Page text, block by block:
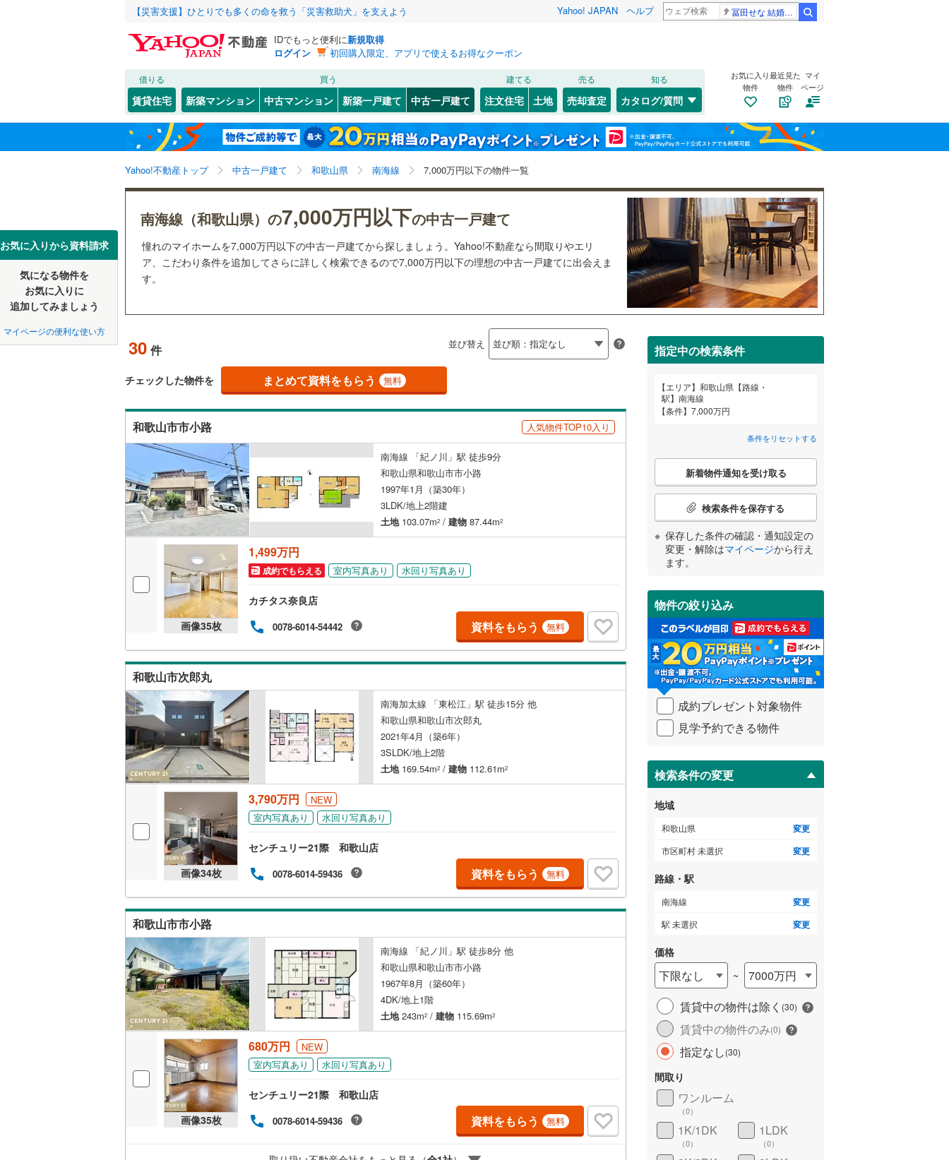
【災害支援】ひとりでも多くの命を救う「災害救助犬」を支えよう Yahoo! JAPAN ヘルプ 冨田せな 結婚発表
IDでもっと便利に新規取得
ログイン
初回購入限定、アプリで使えるお得なクーポン
借りる
賃貸住宅
買う
新築マンション 中古マンション 新築一戸建て 中古一戸建て
建てる
注文住宅 土地
売る
売却査定
知る
カタログ/質問
お気に入り
物件
最近見た
物件
マイ
ページ
Yahoo!不動産トップ 中古一戸建て 和歌山県 南海線 7,000万円以下の物件一覧
お気に入りから資料請求
気になる物件を
お気に入りに
追加してみましょう
マイページの便利な使い方
南海線（和歌山県）の7,000万円以下の中古一戸建て
憧れのマイホームを7,000万円以下の中古一戸建てから探しましょう。Yahoo!不動産なら間取りやエリ
ア、こだわり条件を追加してさらに詳しく検索できるので7,000万円以下の理想の中古一戸建てに出会えま
す。
30 件 並び替え
チェックした物件を まとめて資料をもらう 無料
和歌山市市小路 人気物件TOP10入り
南海線 「紀ノ川」駅 徒歩9分
和歌山県和歌山市市小路
1997年1月（築30年）
3LDK/地上2階建
土地103.07m2 / 建物 87.44m2
画像35枚
1,499万円
成約でもらえる 室内写真あり 水回り写真あり
カチタス奈良店
0078-6014-54442 資料をもらう 無料
和歌山市次郎丸
南海加太線 「東松江」駅 徒歩15分 他
和歌山県和歌山市次郎丸
2021年4月（築6年）
3SLDK/地上2階
土地169.54m2 / 建物 112.61m2
画像34枚
3,790万円
NEW
室内写真あり
水回り写真あり
センチュリー21際 和歌山店
0078-6014-59436 資料をもらう 無料
和歌山市市小路
南海線 「紀ノ川」駅 徒歩8分 他
和歌山県和歌山市市小路
1967年8月（築60年）
4DK/地上1階
土地243m2 / 建物 115.69m2
画像35枚
680万円
NEW
室内写真あり
水回り写真あり
センチュリー21際 和歌山店
0078-6014-59436 資料をもらう 無料
指定中の検索条件
エリア
和歌山県【路線・
駅】南海線
条件
7,000万円
条件をリセットする
こ
検
条
件
受
け
取
る
・
条
件
を
イ
ペ
ジ
に
保
存
す
る
新着物件通知を受け取る
検索条件を保存する
保存した条件の確認・通知設定の
変更・解除はマイページから行え
ます。
物件の絞り込み
成約プレゼント対象物件
見学予約できる物件
検索条件の変更
地域
和歌山県 変更
市区町村 未選択 変更
路線・駅
南海線 変更
駅 未選択 変更
価格
下限なし ~
7000万円
賃貸中の物件は除く (30)
賃貸中の物件のみ(0)
指定なし(30)
間取り
ワンルーム
（0）
1K/1DK
（0）
1LDK
（0）
北海道 北海道
東北 青森 岩手 宮城 秋田 山形 福島
関東 東京 神奈川 埼玉 千葉
長野 富山
東海 愛知 岐阜 静岡 三重
和歌山
中国 鳥取 島根 岡山 広島 山口
高知
福岡 佐賀 長崎 鹿児島
該当物件0件 この条件で検索する 条件をリセットする
和歌山市(159) 海南市(24) 橋本市(12)
有田市(4) 御坊市(1) 田辺市(4)
新宮市
0) 紀の川市 ( 24)
海草郡紀美野町(6) 伊都郡九度山町 (1)
伊都郡高野町( 0) 有田郡湯浅町 有田郡広川町(6)
有田郡有田川町(16) 日高郡美浜町(5) 日高郡日高町(3)
日高郡みなべ町(2)
日高郡日高川町(3) 西牟婁郡白浜町(12) 西牟婁郡上富田町(0)
東牟婁郡那智勝浦町 東牟婁郡太地町(0)
東牟婁郡古座川町(0) 東牟婁郡串本町(2)
該当物件0件 この条件で検索する 条件をリセットする
該当物件0件 この条件で検索する 条件をリセットする
JR 紀勢本線（JR東海）(0) 紀勢本線（JR西日本） (89) 和歌山線(55
阪和線(31)
私鉄・その他 南海線(30) 南海加太線(31) 南海高野線(10)
わかやま電鉄貴志川線( 43 )
該当物件0件 この条件で検索する 条件をリセットする
紀ノ川 (11)
該当物件0件 この条件で検索する 条件をリセットする
こだわり条件 リフォーム、リノベーション
リノベーション・リフォーム
（1）
築古・築30年以上（18）
設備
トイレ２か所 8）
駐車場2台以上 （ 13 ） ビルトインガレージ 太陽光発電システム（3）
ＴＶモニタ付インターホン
防犯カメラ（0）
間取り、居室全体
バリアフリー住宅（ 間取り変更可能（0）
二世帯向け（0） 3階建て以上（3）
サービスルーム（納戸）（2）
最寄りの駅が始発駅（ 0） 海まで2km以内 小学校まで1km以内（10）
配置、向き、建ち方、日当たり
前道6m以上（10） 角地（1） 南道路（9）
平坦地
LD
リビングダイニング15畳以上
（4）
キッチン
独立型キッチン（0） 対面キッチン（8）
販売、価格、契約、入居関連など
即入居可能（0）
浴室乾燥機あり（7）
収納
ウォークインクローゼット
（5）
床下収納 （11 ）
バルコニー、庭
ウッドデッキあり ）
構造・規模・施工・品質・工法関連
耐震、免震、制震構造
（0）
住宅性能評価付き（0） 長期優良住宅（1）
IT重説可（0）
詳しく見る
該当物件0件 この条件で検索する 条件をリセットする
検索条件を保存しました
この検索条件の新着物件通知は、 マイページから設定できます。
保存した条件を見る
和歌山県、南海線、7,000万円
検索条件を保存する
マイページ
閉じる お気に入りリストを見る
閉じる
閉じる お気に入りリストを見る
閉じる